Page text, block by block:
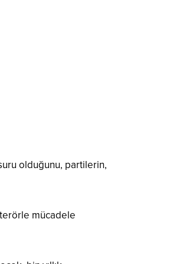
olduğunu, partilerin,
terörle mücadele